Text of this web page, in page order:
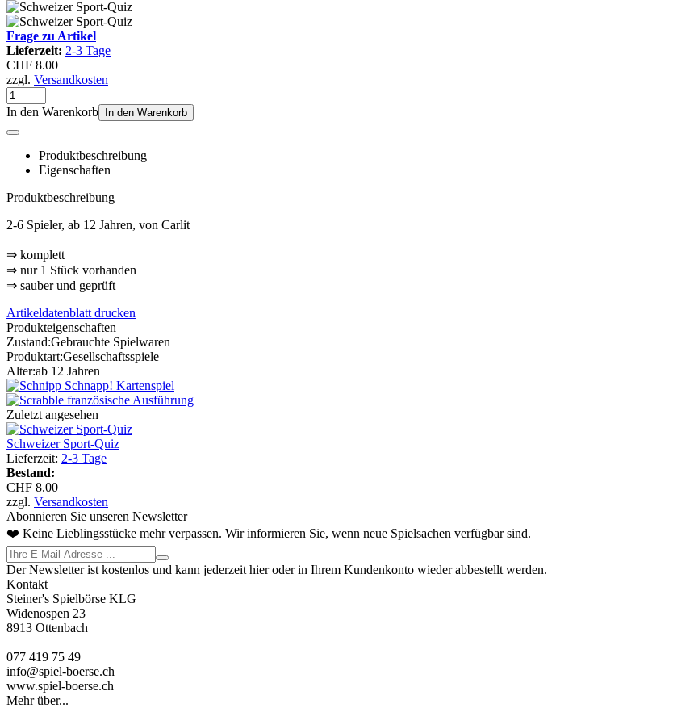
Frage zu Artikel
Lieferzeit: 2-3 Tage
CHF 8.00
zzgl. Versandkosten
In den Warenkorb In den Warenkorb
Produktbeschreibung
Eigenschaften
Produktbeschreibung
2-6 Spieler, ab 12 Jahren, von Carlit
⇒ komplett
⇒ nur 1 Stück vorhanden
⇒ sauber und geprüft
Artikeldatenblatt drucken
Produkteigenschaften
Zustand:Gebrauchte Spielwaren
Produktart:Gesellschaftsspiele
Alter:ab 12 Jahren
Zuletzt angesehen
Schweizer Sport-Quiz
Lieferzeit: 2-3 Tage
Bestand:
CHF 8.00
zzgl. Versandkosten
Abonnieren Sie unseren Newsletter
❤️ Keine Lieblingsstücke mehr verpassen. Wir informieren Sie, wenn neue Spielsachen verfügbar sind.
Der Newsletter ist kostenlos und kann jederzeit hier oder in Ihrem Kundenkonto wieder abbestellt werden.
Kontakt
Steiner's Spielbörse KLG
Widenospen 23
8913 Ottenbach
077 419 75 49
info@spiel-boerse.ch
www.spiel-boerse.ch
Mehr über...